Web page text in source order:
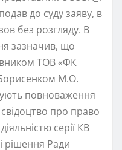
до суду заяву, в
без розгляду. В
зазначив, що
ТОВ «ФК
М.О.
повноваження
про право
серії КВ
рішення Ради